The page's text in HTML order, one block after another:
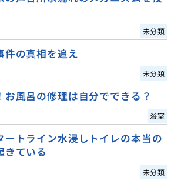
未分類
件の真相を追え
未分類
お風呂の修理は自分でできる？
浴室
ートライン水浸しトイレの本当の
きている
未分類